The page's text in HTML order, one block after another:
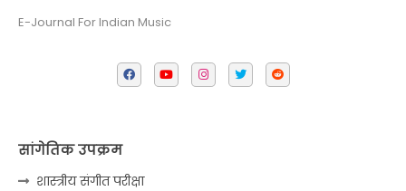
E-Journal For Indian Music
सांगेतिक उपक्रम
शास्त्रीय संगीत परीक्षा